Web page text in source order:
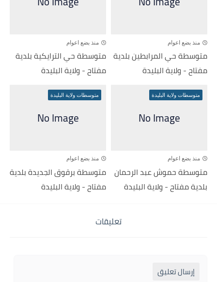
منذ بضع اعوام
متوسطة حي المرابطين بلدية
مفتاح - ولاية البليدة
منذ بضع اعوام
متوسطة حي الترايكية بلدية
مفتاح - ولاية البليدة
متوسطات ولاية البليدة
منذ بضع اعوام
متوسطة حموش عبد الرحمان
بلدية مفتاح - ولاية البليدة
متوسطات ولاية البليدة
منذ بضع اعوام
متوسطة برقوق الجديدة بلدية
مفتاح - ولاية البليدة
تعليقات
إرسال تعليق